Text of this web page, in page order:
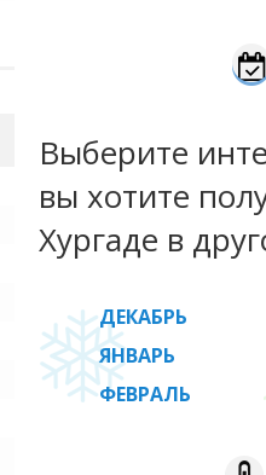
Выберите
вы хотите
Хургаде в
ДЕКАБРЬ
ЯНВАРЬ
ФЕВРАЛЬ